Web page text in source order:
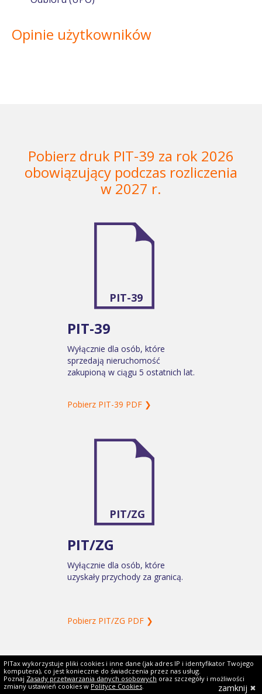
Opinie użytkowników
Pobierz druk PIT-39 za rok 2026
obowiązujący podczas rozliczenia
w 2027 r.
PIT-39
PIT-39
Wyłącznie dla osób, które
sprzedają nieruchomość
zakupioną w ciągu 5 ostatnich lat.
Pobierz PIT-39 PDF ❯
PIT/ZG
PIT/ZG
Wyłącznie dla osób, które
uzyskały przychody za granicą.
Pobierz PIT/ZG PDF ❯
PITax wykorzystuje pliki cookies i inne dane (jak adres IP i identyfikator Twojego
komputera), co jest konieczne do świadczenia przez nas usług.
Poznaj Zasady przetwarzania danych osobowych oraz szczegóły i możliwości
zmiany ustawień cookies w Polityce Cookies. zamknij